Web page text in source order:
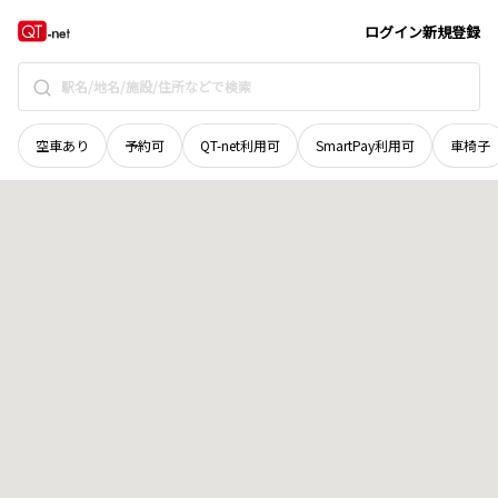
ログイン新規登録
空車あり 予約可 QT-net利用可 SmartPay利用可 車椅子
徳島県